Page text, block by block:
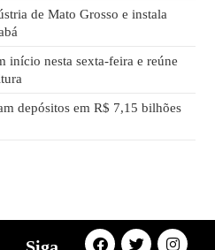
de Mato Grosso e instala
início nesta sexta-feira e reúne
depósitos em R$ 7,15 bilhões